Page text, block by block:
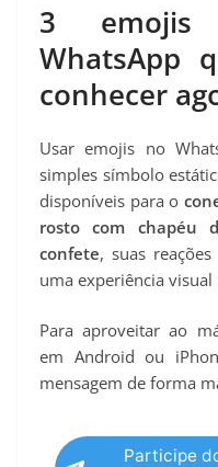
3 emojis
WhatsApp
conhecer
Usar emojis no
simples símbolo
disponíveis para o
rosto com chapéu
confete, suas
uma experiência visual
Para aproveitar ao
em Android ou
mensagem de forma
Participe